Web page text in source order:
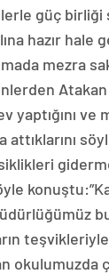
güç birliği
hazır hale
mezra
yaptığını ve
attıklarını
okulumuzda